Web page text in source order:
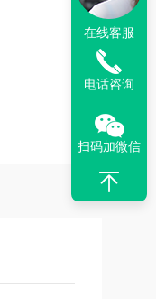
在线客服
电话咨询
扫码加微信